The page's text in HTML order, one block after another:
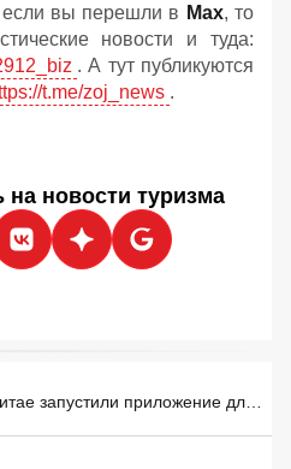
вы перешли в Мах, то
новости и туда:
. А тут публикуются
t.me/zoj_news .
новости туризма
В Китае запустили приложение для оплаты покупок российскими картами